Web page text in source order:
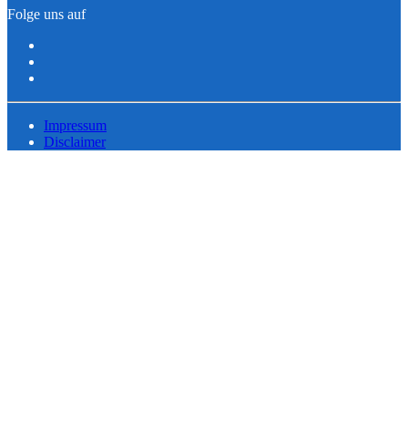
Folge uns auf
Impressum
Disclaimer